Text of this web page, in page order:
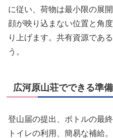
に従い、荷物は最小限の展
顔が映り込まない位置と角
り上げます。共有資源であ
う。
広河原山荘でできる準備
登山届の提出、ボトルの最
トイレの利用、簡易な補給